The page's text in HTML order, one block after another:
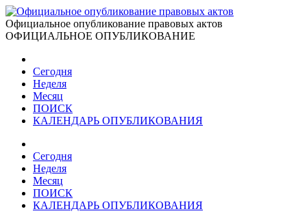
Официальное опубликование правовых актов
ОФИЦИАЛЬНОЕ ОПУБЛИКОВАНИЕ
Сегодня
Неделя
Месяц
ПОИСК
КАЛЕНДАРЬ ОПУБЛИКОВАНИЯ
Сегодня
Неделя
Месяц
ПОИСК
КАЛЕНДАРЬ ОПУБЛИКОВАНИЯ